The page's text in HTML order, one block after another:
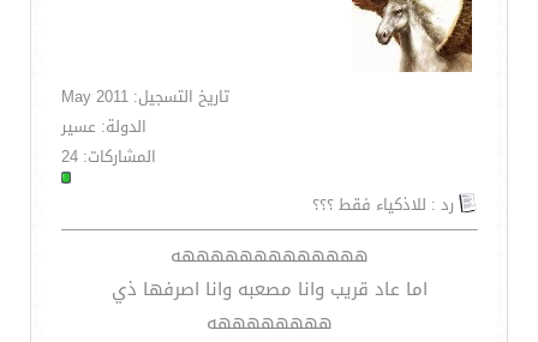
تاريخ التسجيل: May 2011
الدولة: عسير
المشاركات: 24
رد : للاذكياء فقط ؟؟؟
هههههههههههههه
اما عاد قريب وانا مصعبه وانا اصرفها ذي
ههههههههه